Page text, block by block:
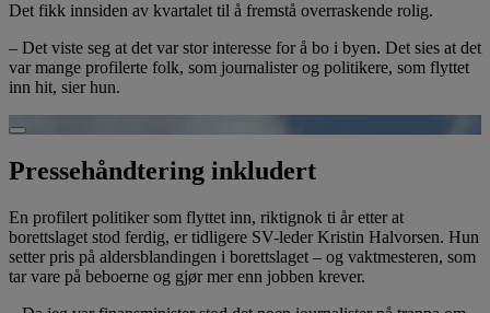
Det fikk innsiden av kvartalet til å fremstå overraskende rolig.
– Det viste seg at det var stor interesse for å bo i byen. Det sies at det
var mange profilerte folk, som journalister og politikere, som flyttet
inn hit, sier hun.
Spill av video
Pressehåndtering inkludert
En profilert politiker som flyttet inn, riktignok ti år etter at
borettslaget stod ferdig, er tidligere SV-leder Kristin Halvorsen. Hun
setter pris på aldersblandingen i borettslaget – og vaktmesteren, som
tar vare på beboerne og gjør mer enn jobben krever.